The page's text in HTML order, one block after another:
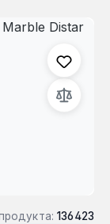
136423